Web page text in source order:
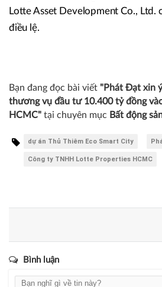
Lotte Asset Development Co., Ltd.
điều lệ.
Bạn đang đọc bài viết "Phát Đạt xin
thương vụ đầu tư 10.400 tỷ đồng
HCMC" tại chuyên mục Bất động
dự án Thủ Thiêm Eco Smart City
Công ty TNHH Lotte Properties HCMC
Bình luận